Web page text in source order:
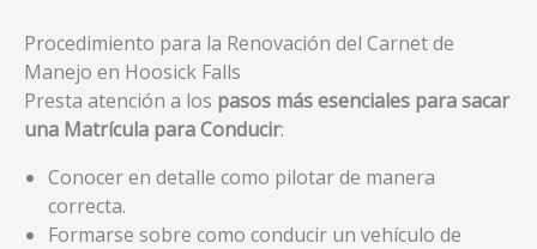
Procedimiento para la Renovación del Carnet de
Manejo en Hoosick Falls
Presta atención a los pasos más esenciales para sacar
una Matrícula para Conducir:
Conocer en detalle como pilotar de manera
correcta.
Formarse sobre como conducir un vehículo de